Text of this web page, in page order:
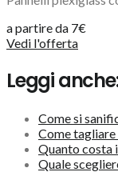
a partire da 7€
Vedi l'offerta
Leggi
Come si
Come tagliare
Quanto costa
Quale